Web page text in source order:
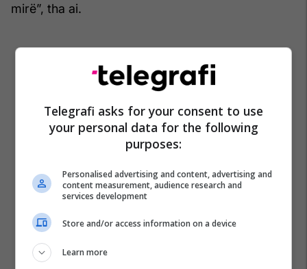
mirë”, tha ai.
Telegrafi asks for your consent to use
your personal data for the following
purposes:
Personalised advertising and content, advertising and
content measurement, audience research and
services development
Store and/or access information on a device
Learn more